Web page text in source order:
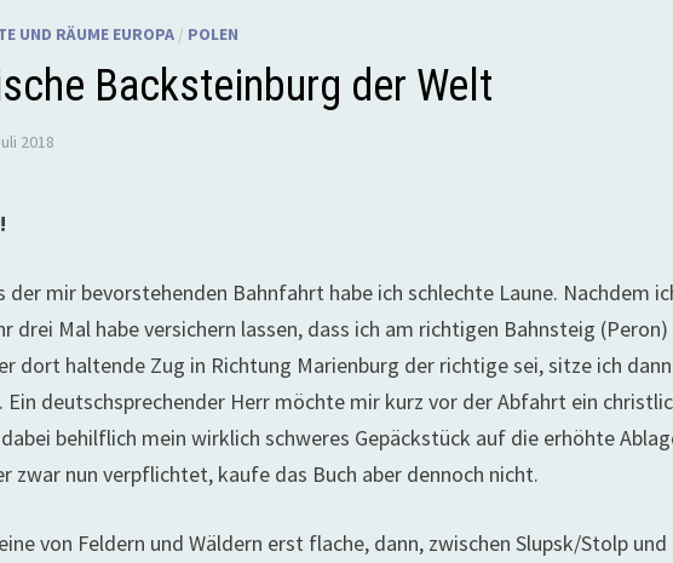
UND RÄUME EUROPA / POLEN
Backsteinburg der Welt
2018
der mir bevorstehenden Bahnfahrt habe ich schlechte Laune. Nachdem
drei Mal habe versichern lassen, dass ich am richtigen Bahnsteig
dort haltende Zug in Richtung Marienburg der richtige sei, sitze ich
deutschsprechender Herr möchte mir kurz vor der Abfahrt ein
behilflich mein wirklich schweres Gepäckstück auf die erhöhte
zwar nun verpflichtet, kaufe das Buch aber dennoch nicht.
von Feldern und Wäldern erst flache, dann, zwischen Slupsk/Stolp und